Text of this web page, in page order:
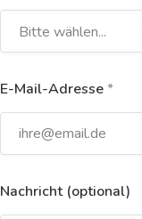
Bitte wählen...
E-Mail-Adresse*
Nachricht (optional)